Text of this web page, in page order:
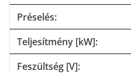
Préselés:
Teljesítmény [kW]:
Feszültség [V]: